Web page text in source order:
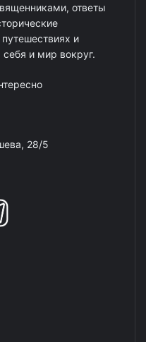
ответы
и
и мир вокруг.
28/5